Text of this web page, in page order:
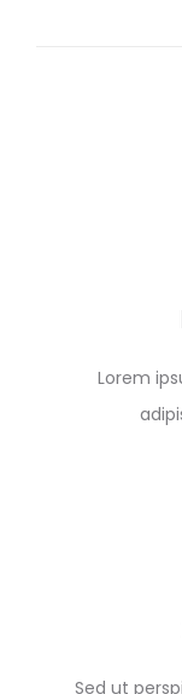
Lorem
Sed ut